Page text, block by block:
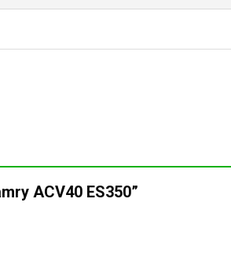
ACV40 ES350”